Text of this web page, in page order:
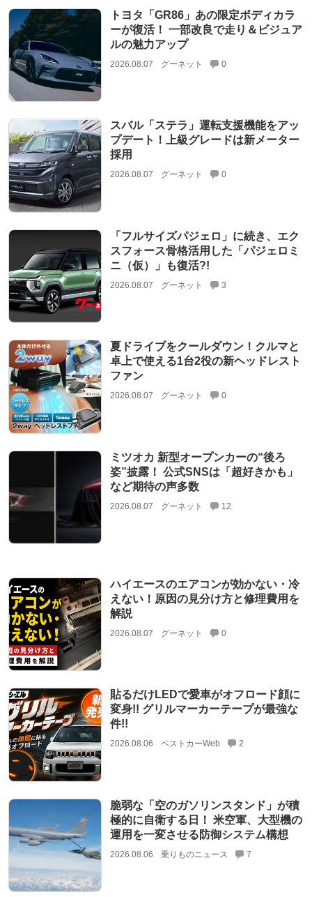
トヨタ「GR86」あの限定ボディカラ
ーが復活！ 一部改良で走り＆ビジュア
ルの魅力アップ
2026.08.07 グーネット 0
スバル「ステラ」運転支援機能をアッ
プデート！上級グレードは新メーター
採用
2026.08.07 グーネット 0
「フルサイズパジェロ」に続き、エク
スフォース骨格活用した「パジェロミ
ニ（仮）」も復活?!
2026.08.07 グーネット 3
夏ドライブをクールダウン！クルマと
卓上で使える1台2役の新ヘッドレスト
ファン
2026.08.07 グーネット 0
ミツオカ 新型オープンカーの“後ろ
姿”披露！ 公式SNSは「超好きかも」
など期待の声多数
2026.08.07 グーネット 12
ハイエースのエアコンが効かない・冷
えない！原因の見分け方と修理費用を
解説
2026.08.07 グーネット 0
貼るだけLEDで愛車がオフロード顔に
変身!! グリルマーカーテープが最強な
件!!
2026.08.06 ベストカーWeb 2
脆弱な「空のガソリンスタンド」が積
極的に自衛する日！ 米空軍、大型機の
運用を一変させる防御システム構想
2026.08.06 乗りものニュース 7